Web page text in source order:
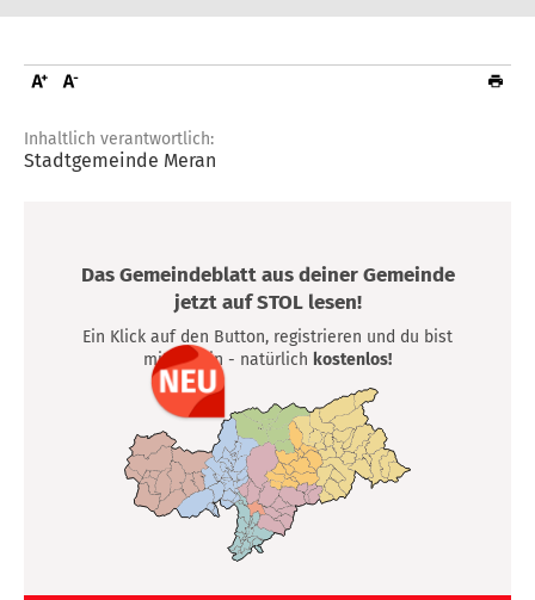
Inhaltlich verantwortlich:
Stadtgemeinde Meran
Das Gemeindeblatt aus deiner Gemeinde
jetzt auf STOL lesen!
Ein Klick auf den Button, registrieren und du bist
mittendrin - natürlich kostenlos!